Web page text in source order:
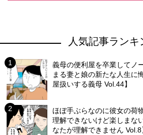
人気記事ランキ
義母の便利屋を卒業してノ
まる妻と娘の新たな人生に
屋扱いする義母 Vol.44】
ほぼ手ぶらなのに彼女の荷
理解できないけど楽しまな
なたが理解できません Vol.8